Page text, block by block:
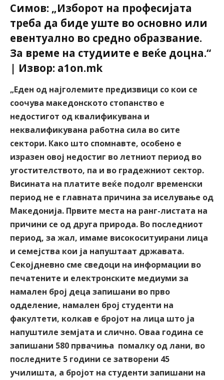
Симов: „Изборот на професијата
треба да биде уште во основно или
евентуално во средно образвание.
За време на студиите е веќе доцна.“
| Извор: a1on.mk
„Еден од најголемите предизвици со кои се
соочува македонското стопанство е
недостигот од квалификувана и
неквалификувана работна сила во сите
сектори. Како што спомнавте, особено е
изразен овој недостиг во летниот период во
угостителството, па и во градежниот сектор.
Висината на платите веќе подолг временски
период не е главната причина за иселување од
Македонија. Првите места на ранг-листата на
причини се од друга природа. Во последниот
период, за жал, имаме високоситуирани лица
и семејства кои ја напуштаат државата.
Секојдневно сме сведоци на информации во
печатените и електронските медиуми за
намален број деца запишани во прво
одделение, намален број студенти на
факултети, колкав е бројот на лица што ја
напуштиле земјата и слично. Оваа година се
запишани 580 првачиња помалку од лани, во
последните 5 години се затворени 45
училишта, а бројот на студенти запишани на